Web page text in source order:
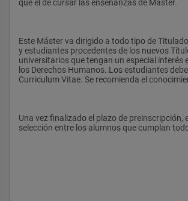
que el de cursar las enseñanzas de Máster.
Este Máster va dirigido a todo tipo de
y estudiantes procedentes de los nuevos
universitarios que tengan un especial interés
los Derechos Humanos. Los estudiantes
Curriculum Vitae. Se recomienda el
Una vez finalizado el plazo de preinscripción,
selección entre los alumnos que cumplan